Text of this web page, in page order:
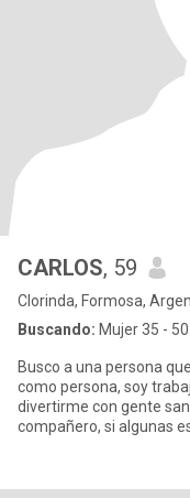
CARLOS, 59
Clorinda, Formosa,
Buscando: Mujer 35 - 50
Busco a una persona
como persona, soy
divertirme con gente
compañero, si algunas